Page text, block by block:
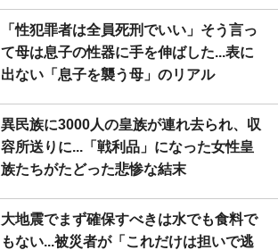
「性犯罪者は全員死刑でいい」そう言っ
て母は息子の性器に手を伸ばした...表に
出ない「息子を襲う母」のリアル
異民族に3000人の皇族が連れ去られ、収
容所送りに...「戦利品」になった女性皇
族たちがたどった悲惨な結末
大地震でまず確保すべきは水でも食料で
もない...被災者が「これだけは担いで逃